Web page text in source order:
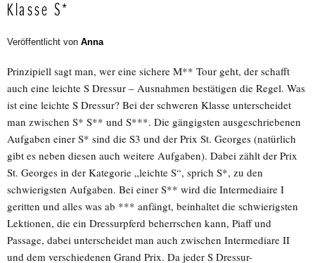
Klasse S*
Veröffentlicht von Anna
Prinzipiell sagt man, wer eine sichere M** Tour geht, der schafft
auch eine leichte S Dressur – Ausnahmen bestätigen die Regel. Was
ist eine leichte S Dressur? Bei der schweren Klasse unterscheidet
man zwischen S* S** und S***. Die gängigsten ausgeschriebenen
Aufgaben einer S* sind die S3 und der Prix St. Georges (natürlich
gibt es neben diesen auch weitere Aufgaben). Dabei zählt der Prix
St. Georges in der Kategorie „leichte S“, sprich S*, zu den
schwierigsten Aufgaben. Bei einer S** wird die Intermediaire I
geritten und alles was ab *** anfängt, beinhaltet die schwierigsten
Lektionen, die ein Dressurpferd beherrschen kann, Piaff und
Passage, dabei unterscheidet man auch zwischen Intermediare II
und dem verschiedenen Grand Prix. Da jeder S Dressur-